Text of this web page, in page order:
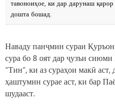
тавоноиҳое, ки дар дарунаш
дошта бошад.
Наваду панҷмин сураи
сура бо 8 оят дар ҷузъи
“Тин”, ки аз сураҳои макӣ аст,
ҳаштумин сурае аст, ки бар
шудааст.